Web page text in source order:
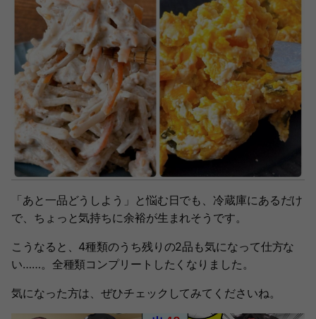
「あと一品どうしよう」と悩む日でも、冷蔵庫にあるだけ
で、ちょっと気持ちに余裕が生まれそうです。
こうなると、4種類のうち残りの2品も気になって仕方な
い……。全種類コンプリートしたくなりました。
気になった方は、ぜひチェックしてみてくださいね。